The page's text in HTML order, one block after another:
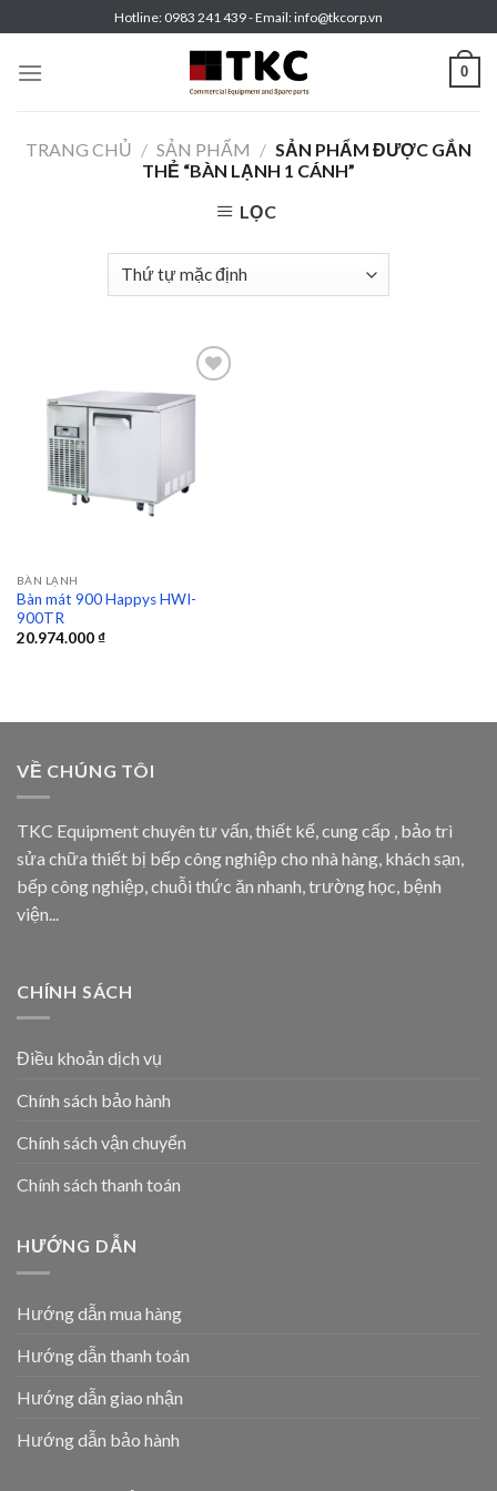
to
content
Hotline: 0983 241 439 - Email: info@tkcorp.vn
0
TRANG CHỦ / SẢN PHẨM / SẢN PHẨM ĐƯỢC GẮN
THẺ “BÀN LẠNH 1 CÁNH”
LỌC
BÀN LẠNH
Bàn mát 900 Happys HWI-
900TR
20.974.000₫
VỀ CHÚNG TÔI
TKC Equipment chuyên tư vấn, thiết kế, cung cấp , bảo trì
sửa chữa thiết bị bếp công nghiệp cho nhà hàng, khách sạn,
bếp công nghiệp, chuỗi thức ăn nhanh, trường học, bệnh
viện...
CHÍNH SÁCH
Điều khoản dịch vụ
Chính sách bảo hành
Chính sách vận chuyển
Chính sách thanh toán
HƯỚNG DẪN
Hướng dẫn mua hàng
Hướng dẫn thanh toán
Hướng dẫn giao nhận
Hướng dẫn bảo hành